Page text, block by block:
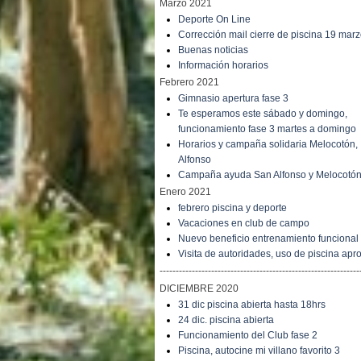
Marzo 2021
Deporte On Line
Corrección mail cierre de piscina 19
Buenas noticias
Información horarios
Febrero 2021
Gimnasio apertura fase 3
Te esperamos este sábado y domingo,
funcionamiento fase 3 martes a domingo
Horarios y campaña solidaria
Alfonso
Campaña ayuda San Alfonso y Melocotón
Enero 2021
febrero piscina y deporte
Vacaciones en club de campo
Nuevo beneficio entrenamiento funcional
Visita de autoridades, uso de piscina
DICIEMBRE 2020
31 dic piscina abierta hasta 18hrs
24 dic. piscina abierta
Funcionamiento del Club fase 2
Piscina, autocine mi villano favorito 3